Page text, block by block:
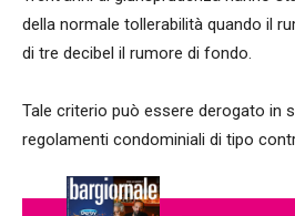
della normale tollerabilità quando il
di tre decibel il rumore di fondo.
Tale criterio può essere derogato in
regolamenti condominiali di tipo